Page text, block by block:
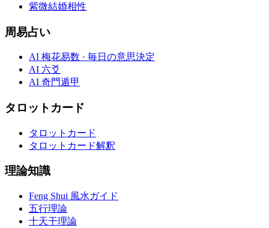
紫微結婚相性
周易占い
AI 梅花易数 · 毎日の意思決定
AI 六爻
AI 奇門遁甲
タロットカード
タロットカード
タロットカード解釈
理論知識
Feng Shui 風水ガイド
五行理論
十天干理論